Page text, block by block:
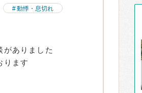
動悸・息切れ
がありました
ります